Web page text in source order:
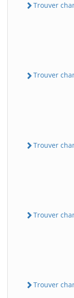
Trouver
Trouver
Trouver
Trouver
Trouver